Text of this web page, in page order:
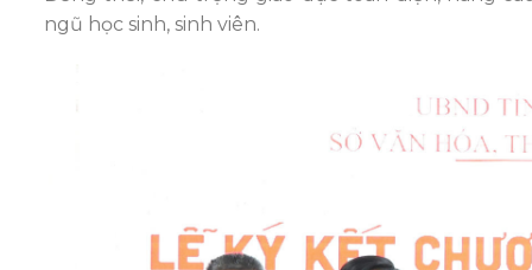
ngũ học sinh, sinh viên.